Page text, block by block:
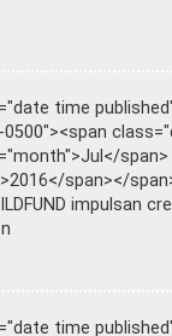
time
0500"><span
span>
span></
impulsan
time